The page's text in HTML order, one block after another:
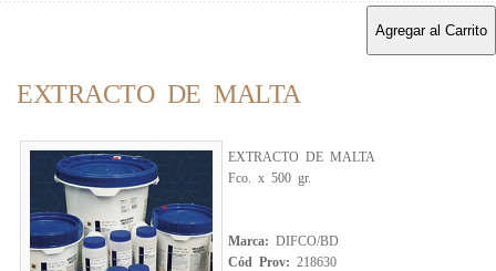
Agregar al Carrito
EXTRACTO DE MALTA
EXTRACTO DE MALTA
Fco. x 500 gr.
Marca: DIFCO/BD
Cód Prov: 218630